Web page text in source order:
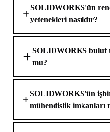
SOLIDWORKS'ün
yetenekleri nasıldır?
SOLIDWORKS bulut
mu?
SOLIDWORKS'ün
mühendislik imkanları